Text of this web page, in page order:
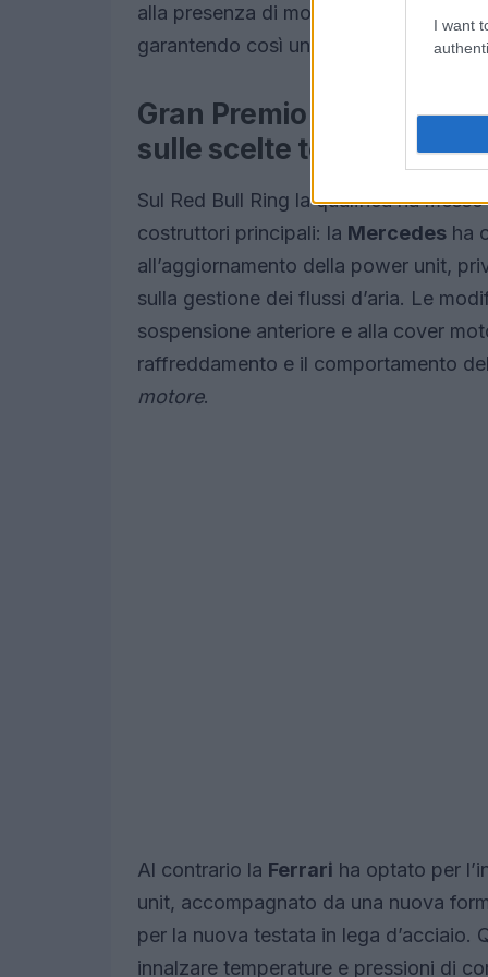
I want
alla presenza di momenti spettacolari,
garantendo così una copertura che
Gran Premio d’Austria:
sulle scelte tecniche
Sul Red Bull Ring la qualifica ha
costruttori principali: la Mercedes ha
all’aggiornamento della power unit,
sulla gestione dei flussi d’aria. Le
sospensione anteriore e alla cover
raffreddamento e il comportamento
motore.
Al contrario la Ferrari ha optato per
unit, accompagnato da una nuova
per la nuova testata in lega d’acciaio.
innalzare temperature e pressioni di